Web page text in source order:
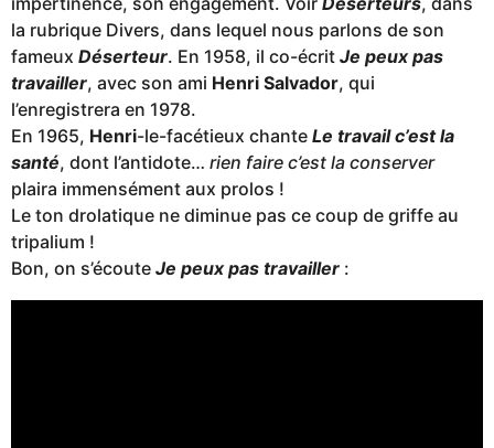
la rubrique Divers, dans lequel nous parlons de son
fameux Déserteur. En 1958, il co-écrit Je peux pas
travailler, avec son ami Henri Salvador, qui
l’enregistrera en 1978.
En 1965, Henri-le-facétieux chante Le travail c’est la
santé, dont l’antidote… rien faire c’est la conserver
plaira immensément aux prolos !
Le ton drolatique ne diminue pas ce coup de griffe au
tripalium !
Bon, on s’écoute Je peux pas travailler :